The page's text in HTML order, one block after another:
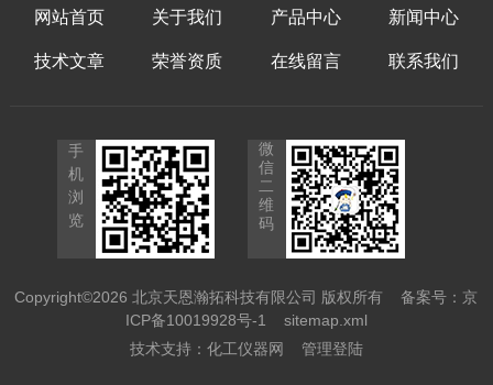
网站首页 关于我们 产品中心 新闻中心
技术文章 荣誉资质 在线留言 联系我们
手
机
浏
览
微
信
二
维
码
Copyright©2026 北京天恩瀚拓科技有限公司 版权所有备案号：京
ICP备10019928号-1
sitemap.xml
技术支持： 化工仪器网 管理登陆